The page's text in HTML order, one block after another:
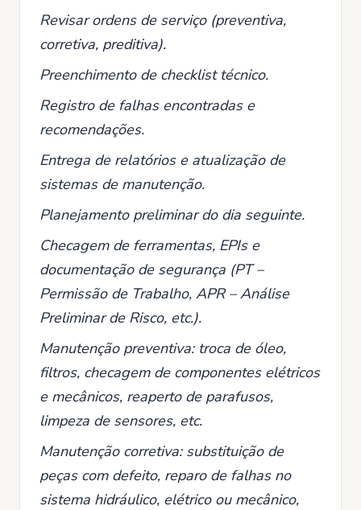
Revisar ordens de serviço (preventiva,
corretiva, preditiva).
Preenchimento de checklist técnico.
Registro de falhas encontradas e
recomendações.
Entrega de relatórios e atualização de
sistemas de manutenção.
Planejamento preliminar do dia seguinte.
Checagem de ferramentas, EPIs e
documentação de segurança (PT –
Permissão de Trabalho, APR – Análise
Preliminar de Risco, etc.).
Manutenção preventiva: troca de óleo,
filtros, checagem de componentes elétricos
e mecânicos, reaperto de parafusos,
limpeza de sensores, etc.
Manutenção corretiva: substituição de
peças com defeito, reparo de falhas no
sistema hidráulico, elétrico ou mecânico,